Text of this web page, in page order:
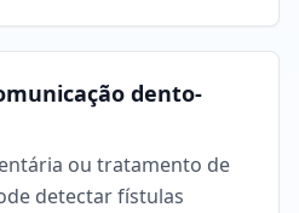
dento-
ou tratamento de
detectar fístulas